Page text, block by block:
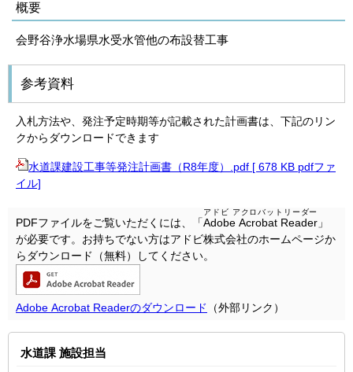
概要
会野谷浄水場県水受水管他の布設替工事
参考資料
入札方法や、発注予定時期等が記載された計画書は、下記のリン
クからダウンロードできます
水道課建設工事等発注計画書（R8年度）.pdf [ 678 KB pdfファ
イル]
PDFファイルをご覧いただくには、「Adobe Acrobat Reader
アドビ アクロバットリーダー
」
が必要です。お持ちでない方はアドビ株式会社のホームページか
らダウンロード（無料）してください。
Adobe Acrobat Readerのダウンロード （外部リンク）
水道課 施設担当